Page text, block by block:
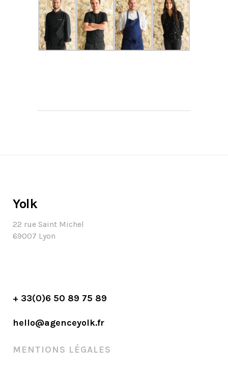
Yolk
22 rue Saint Michel
69007 Lyon
+ 33(0)6 50 89 75 89
hello@agenceyolk.fr
MENTIONS LÉGALES